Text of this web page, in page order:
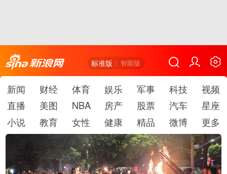
标准版 智能版
新闻 财经 体育 娱乐 军事 科技
视频
直播
美图 NBA 房产 股票 汽车
星座
小说
教育 女性 健康 精品 微博 更多